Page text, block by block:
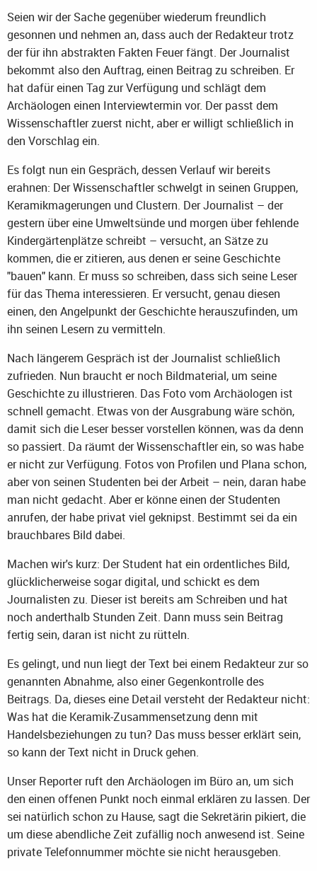
Seien wir der Sache gegenüber wiederum freundlich
gesonnen und nehmen an, dass auch der Redakteur trotz
der für ihn abstrakten Fakten Feuer fängt. Der Journalist
bekommt also den Auftrag, einen Beitrag zu schreiben. Er
hat dafür einen Tag zur Verfügung und schlägt dem
Archäologen einen Interviewtermin vor. Der passt dem
Wissenschaftler zuerst nicht, aber er willigt schließlich in
den Vorschlag ein.
Es folgt nun ein Gespräch, dessen Verlauf wir bereits
erahnen: Der Wissenschaftler schwelgt in seinen Gruppen,
Keramikmagerungen und Clustern. Der Journalist – der
gestern über eine Umweltsünde und morgen über fehlende
Kindergärtenplätze schreibt – versucht, an Sätze zu
kommen, die er zitieren, aus denen er seine Geschichte
"bauen" kann. Er muss so schreiben, dass sich seine Leser
für das Thema interessieren. Er versucht, genau diesen
einen, den Angelpunkt der Geschichte herauszufinden, um
ihn seinen Lesern zu vermitteln.
Nach längerem Gespräch ist der Journalist schließlich
zufrieden. Nun braucht er noch Bildmaterial, um seine
Geschichte zu illustrieren. Das Foto vom Archäologen ist
schnell gemacht. Etwas von der Ausgrabung wäre schön,
damit sich die Leser besser vorstellen können, was da denn
so passiert. Da räumt der Wissenschaftler ein, so was habe
er nicht zur Verfügung. Fotos von Profilen und Plana schon,
aber von seinen Studenten bei der Arbeit – nein, daran habe
man nicht gedacht. Aber er könne einen der Studenten
anrufen, der habe privat viel geknipst. Bestimmt sei da ein
brauchbares Bild dabei.
Machen wir's kurz: Der Student hat ein ordentliches Bild,
glücklicherweise sogar digital, und schickt es dem
Journalisten zu. Dieser ist bereits am Schreiben und hat
noch anderthalb Stunden Zeit. Dann muss sein Beitrag
fertig sein, daran ist nicht zu rütteln.
Es gelingt, und nun liegt der Text bei einem Redakteur zur so
genannten Abnahme, also einer Gegenkontrolle des
Beitrags. Da, dieses eine Detail versteht der Redakteur nicht:
Was hat die Keramik-Zusammensetzung denn mit
Handelsbeziehungen zu tun? Das muss besser erklärt sein,
so kann der Text nicht in Druck gehen.
Unser Reporter ruft den Archäologen im Büro an, um sich
den einen offenen Punkt noch einmal erklären zu lassen. Der
sei natürlich schon zu Hause, sagt die Sekretärin pikiert, die
um diese abendliche Zeit zufällig noch anwesend ist. Seine
private Telefonnummer möchte sie nicht herausgeben.